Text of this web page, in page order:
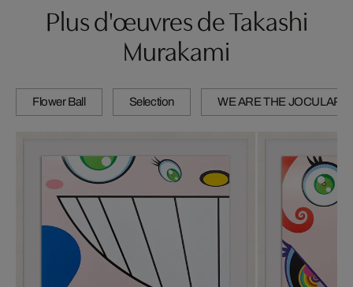
Plus d'œuvres de Takashi
Murakami
Flower Ball Selection WE ARE THE JOCULAR